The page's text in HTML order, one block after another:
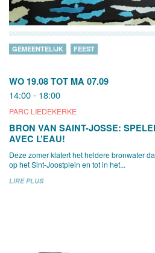
WO 19.08 TOT MA 07.09
14:00 - 18:00
PARC LIEDEKERKE
GEMEENTELIJK FEEST
BRON VAN SAINT-JOSSE:
AVEC L’EAU!
Deze zomer klatert het heldere bronwater
op het Sint-Joostplein en tot in het...
LIRE PLUS